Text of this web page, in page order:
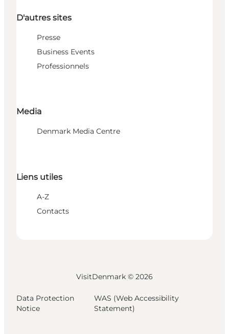
D'autres sites
Presse
Business Events
Professionnels
Media
Denmark Media Centre
Liens utiles
A-Z
Contacts
VisitDenmark © 2026
Data Protection
Notice
WAS (Web Accessibility
Statement)